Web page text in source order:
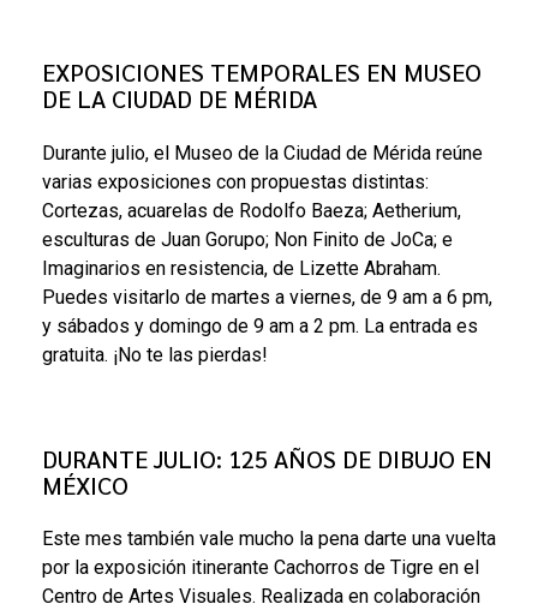
EXPOSICIONES TEMPORALES EN MUSEO
DE LA CIUDAD DE MÉRIDA
Durante julio, el Museo de la Ciudad de Mérida reúne
varias exposiciones con propuestas distintas:
Cortezas, acuarelas de Rodolfo Baeza; Aetherium,
esculturas de Juan Gorupo; Non Finito de JoCa; e
Imaginarios en resistencia, de Lizette Abraham.
Puedes visitarlo de martes a viernes, de 9 am a 6 pm,
y sábados y domingo de 9 am a 2 pm. La entrada es
gratuita. ¡No te las pierdas!
DURANTE JULIO: 125 AÑOS DE DIBUJO EN
MÉXICO
Este mes también vale mucho la pena darte una vuelta
por la exposición itinerante Cachorros de Tigre en el
Centro de Artes Visuales. Realizada en colaboración